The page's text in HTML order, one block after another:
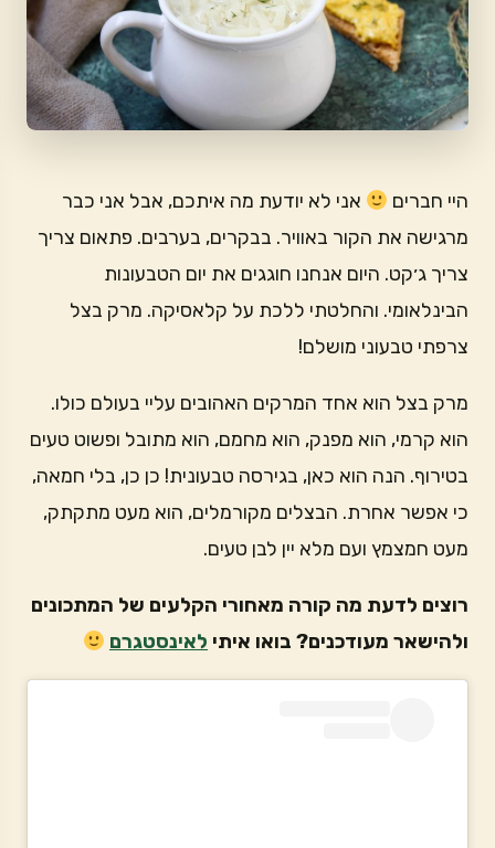
היי חברים
אני לא יודעת מה איתכם, אבל אני כבר
מרגישה את הקור באוויר. בבקרים, בערבים. פתאום צריך
צריך ג׳קט. היום אנחנו חוגגים את יום הטבעונות
הבינלאומי. והחלטתי ללכת על קלאסיקה. מרק בצל
צרפתי טבעוני מושלם!
מרק בצל הוא אחד המרקים האהובים עליי בעולם כולו.
הוא קרמי, הוא מפנק, הוא מחמם, הוא מתובל ופשוט טעים
בטירוף. הנה הוא כאן, בגירסה טבעונית! כן כן, בלי חמאה,
כי אפשר אחרת. הבצלים מקורמלים, הוא מעט מתקתק,
מעט חמצמץ ועם מלא יין לבן טעים.
רוצים לדעת מה קורה מאחורי הקלעים של המתכונים
ולהישאר מעודכנים? בואו איתי לאינסטגרם